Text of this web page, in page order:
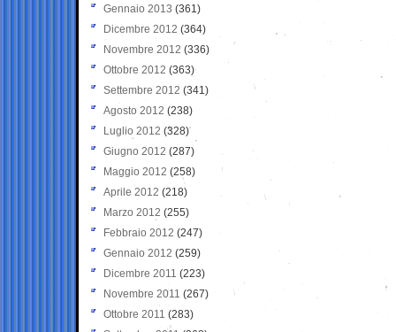
Gennaio 2013 (361)
Dicembre 2012 (364)
Novembre 2012 (336)
Ottobre 2012 (363)
Settembre 2012 (341)
Agosto 2012 (238)
Luglio 2012 (328)
Giugno 2012 (287)
Maggio 2012 (258)
Aprile 2012 (218)
Marzo 2012 (255)
Febbraio 2012 (247)
Gennaio 2012 (259)
Dicembre 2011 (223)
Novembre 2011 (267)
Ottobre 2011 (283)